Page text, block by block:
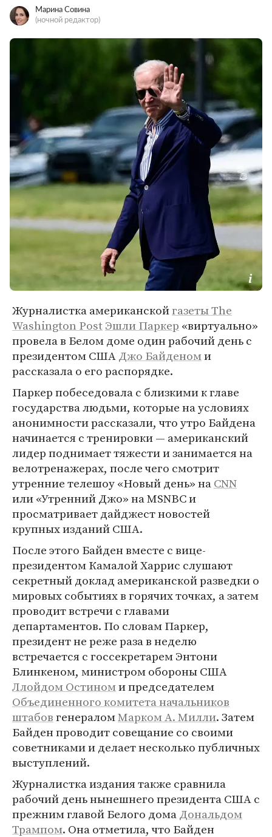
Марина Совина
(ночной редактор)
Журналистка американскойгазеты The
Washington PostЭшли Паркер «виртуально»
провела в Белом доме один рабочий день с
президентом СШАДжо Байденоми
рассказала о его распорядке.
Паркер побеседовала с близкими к главе
государства людьми, которые на условиях
анонимности рассказали, что утро Байдена
начинается с тренировки — американский
лидер поднимает тяжести и занимается на
велотренажерах, после чего смотрит
утренние телешоу «Новый день» наCNN
или «Утренний Джо» на MSNBC и
просматривает дайджест новостей
крупных изданий США.
После этого Байден вместе с вице-
президентом Камалой Харрис слушают
секретный доклад американской разведки о
мировых событиях в горячих точках, а затем
проводит встречи с главами
департаментов. По словам Паркер,
президент не реже раза в неделю
встречается с госсекретарем Энтони
Блинкеном, министром обороны США
Ллойдом Остиноми председателем
Объединенного комитета начальников
штабовгенераломМарком А. Милли. Затем
Байден проводит совещание со своими
советниками и делает несколько публичных
выступлений.
Журналистка издания также сравнила
рабочий день нынешнего президента США с
прежним главой Белого домаДональдом
Трампом. Она отметила, что Байден